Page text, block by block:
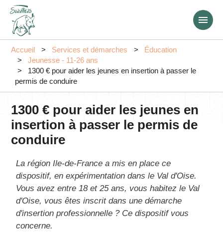
Accueil Services et démarches
Éducation
Jeunesse - 11-26 ans
1300 € pour aider les jeunes en insertion à passer le
permis de conduire
1300 € pour aider les jeunes en
insertion à passer le permis de
conduire
La région Ile-de-France a mis en place ce
dispositif, en expérimentation dans le Val d'Oise.
Vous avez entre 18 et 25 ans, vous habitez le Val
d'Oise, vous êtes inscrit dans une démarche
d'insertion professionnelle ? Ce dispositif vous
concerne.